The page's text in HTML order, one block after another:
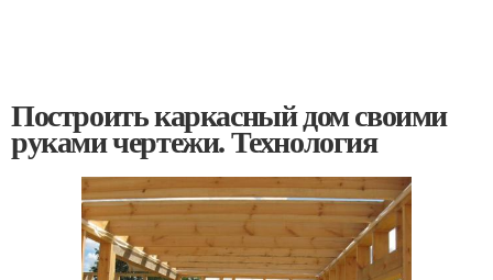
Построить каркасный дом своими
руками чертежи. Технология